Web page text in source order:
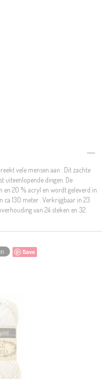
vele mensen aan . Dit zachte
uiteenlopende dingen. De
en 20 % acryl en wordt geleverd in
ca 130 meter . Verkrijgbaar in 23
van 24 steken en 32
Save